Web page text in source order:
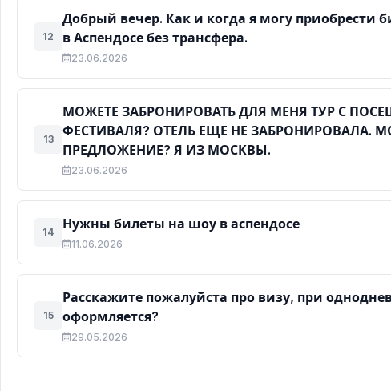
12
Добрый вечер. Как и когда я могу приобрести
в Аспендосе без трансфера.
23.06.2026
13
МОЖЕТЕ ЗАБРОНИРОВАТЬ ДЛЯ МЕНЯ ТУР С
ФЕСТИВАЛЯ? ОТЕЛЬ ЕЩЕ НЕ ЗАБРОНИРОВАЛА.
ПРЕДЛОЖЕНИЕ? Я ИЗ МОСКВЫ.
23.06.2026
14
Нужны билеты на шоу в аспендосе
11.06.2026
15
Расскажите пожалуйста про визу, при
оформляется?
29.05.2026